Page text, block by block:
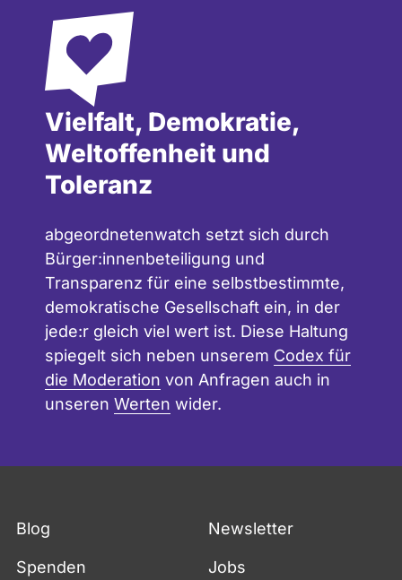
Vielfalt, Demokratie,
Weltoffenheit und
Toleranz
abgeordnetenwatch setzt sich durch
Bürger:innenbeteiligung und
Transparenz für eine selbstbestimmte,
demokratische Gesellschaft ein, in der
jede:r gleich viel wert ist. Diese Haltung
spiegelt sich neben unserem Codex für
die Moderation von Anfragen auch in
unseren Werten wider.
Blog Newsletter
Spenden Jobs